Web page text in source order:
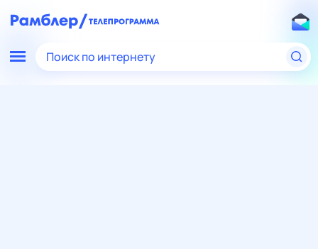
Поиск по интернету